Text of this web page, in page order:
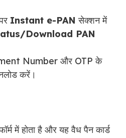
Instant e-PAN सेक्शन में
Download PAN
Number और OTP के
करें।
में होता है और यह वैध पैन कार्ड